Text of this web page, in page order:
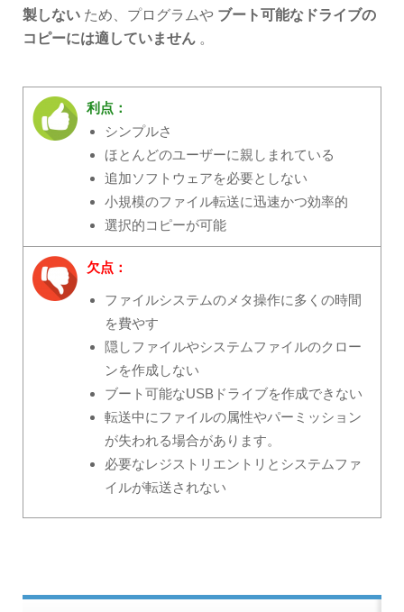
製しない ため、プログラムや ブート可能なドライブの
コピーには適していません 。
利点：
シンプルさ
ほとんどのユーザーに親しまれている
追加ソフトウェアを必要としない
小規模のファイル転送に迅速かつ効率的
選択的コピーが可能
欠点：
ファイルシステムのメタ操作に多くの時間
を費やす
隠しファイルやシステムファイルのクロー
ンを作成しない
ブート可能なUSBドライブを作成できない
転送中にファイルの属性やパーミッション
が失われる場合があります。
必要なレジストリエントリとシステムファ
イルが転送されない